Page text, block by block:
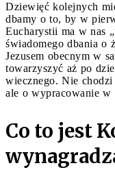
Dziewięć kolejnych
dbamy o to, by w
Eucharystii ma w nas
świadomego dbania o
Jezusem obecnym w
towarzyszyć aż po
wiecznego. Nie
ale o wypracowanie w
Co to jest